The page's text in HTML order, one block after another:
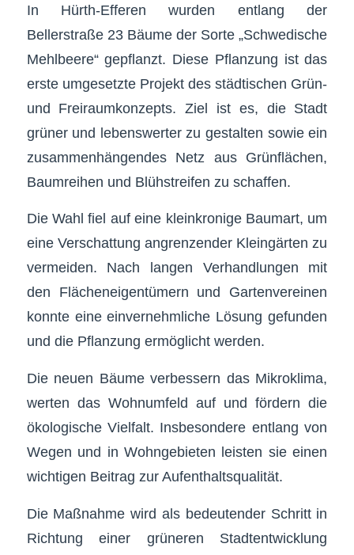
In Hürth-Efferen wurden entlang der
Bellerstraße 23 Bäume der Sorte „Schwedische
Mehlbeere“ gepflanzt. Diese Pflanzung ist das
erste umgesetzte Projekt des städtischen Grün-
und Freiraumkonzepts. Ziel ist es, die Stadt
grüner und lebenswerter zu gestalten sowie ein
zusammenhängendes Netz aus Grünflächen,
Baumreihen und Blühstreifen zu schaffen.
Die Wahl fiel auf eine kleinkronige Baumart, um
eine Verschattung angrenzender Kleingärten zu
vermeiden. Nach langen Verhandlungen mit
den Flächeneigentümern und Gartenvereinen
konnte eine einvernehmliche Lösung gefunden
und die Pflanzung ermöglicht werden.
Die neuen Bäume verbessern das Mikroklima,
werten das Wohnumfeld auf und fördern die
ökologische Vielfalt. Insbesondere entlang von
Wegen und in Wohngebieten leisten sie einen
wichtigen Beitrag zur Aufenthaltsqualität.
Die Maßnahme wird als bedeutender Schritt in
Richtung einer grüneren Stadtentwicklung